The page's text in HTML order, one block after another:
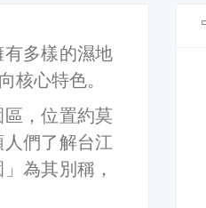
多樣的濕地
核心特色。
，位置約莫
們了解台江
為其別稱，